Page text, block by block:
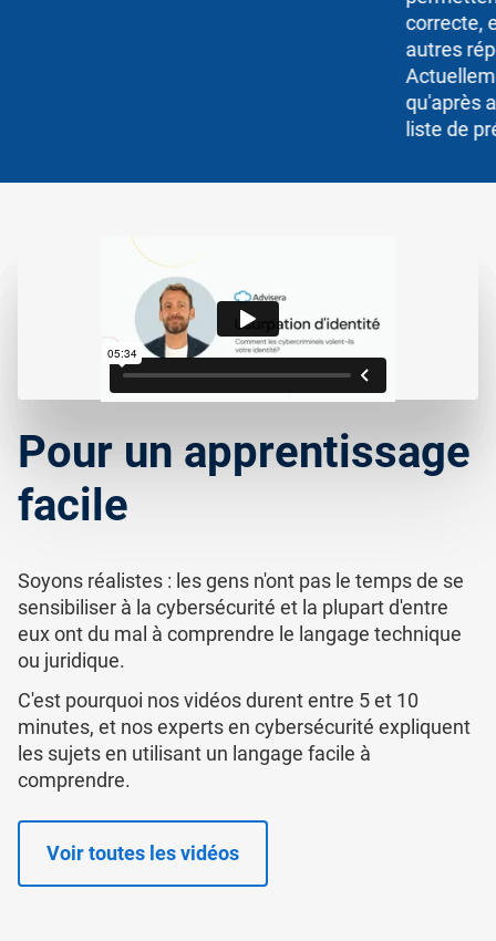
correcte,
autres
qu'après
liste de
Pour un apprentissage
facile
Soyons réalistes : les gens n'ont pas le temps de se
sensibiliser à la cybersécurité et la plupart d'entre
eux ont du mal à comprendre le langage technique
ou juridique.
C'est pourquoi nos vidéos durent entre 5 et 10
minutes, et nos experts en cybersécurité expliquent
les sujets en utilisant un langage facile à
comprendre.
Voir toutes les vidéos